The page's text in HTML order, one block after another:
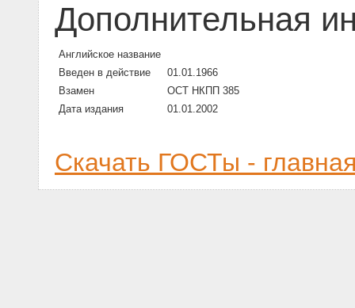
Дополнительная
Английское название
Введен в действие
01.01.1966
Взамен
ОСТ НКПП 385
Дата издания
01.01.2002
Скачать ГОСТы -